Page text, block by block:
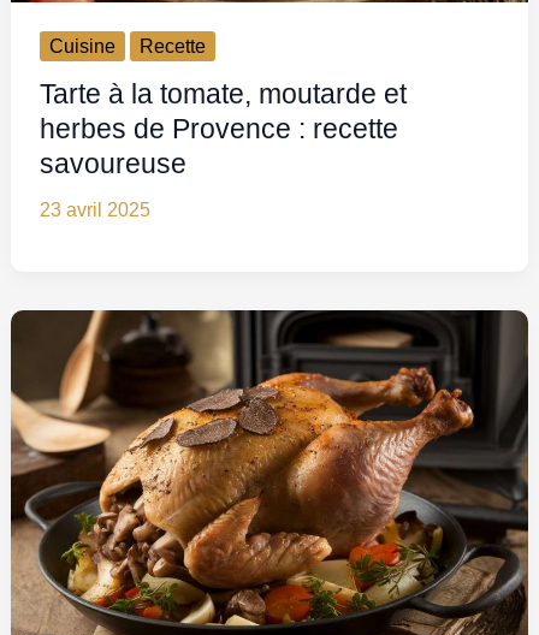
Cuisine Recette
Tarte à la tomate, moutarde et
herbes de Provence : recette
savoureuse
23 avril 2025